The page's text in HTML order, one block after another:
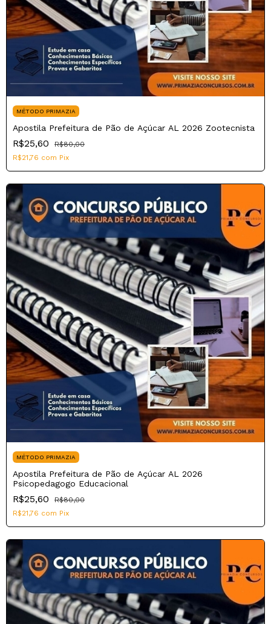
MÉTODO PRIMAZIA
Apostila Prefeitura de Pão de Açúcar AL 2026 Zootecnista
R$25,60
R$80,00
R$21,76 com Pix
MÉTODO PRIMAZIA
Apostila Prefeitura de Pão de Açúcar AL 2026
Psicopedagogo Educacional
R$25,60
R$80,00
R$21,76 com Pix